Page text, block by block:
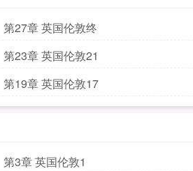
第27章 英国伦敦终
第23章 英国伦敦21
第19章 英国伦敦17
第3章 英国伦敦1